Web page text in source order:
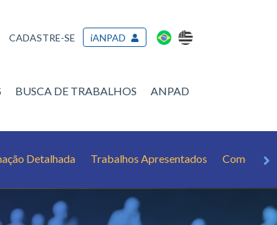
CADASTRE-SE iANPAD
BUSCA DE TRABALHOS ANPAD
Detalhada Trabalhos Apresentados Como citar